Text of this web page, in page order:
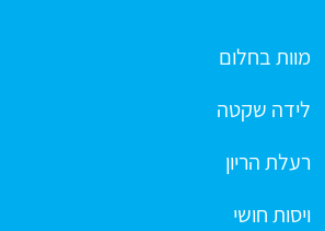
מוות בחלום
לידה שקטה
רעלת הריון
ויסות חושי